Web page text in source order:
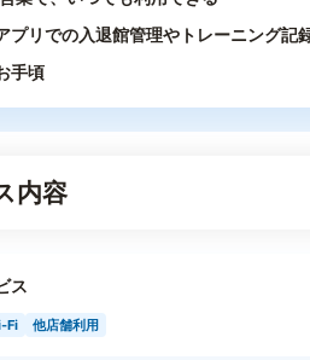
プリでの入退館管理やトレーニング記
手頃
内容
ス
Fi 他店舗利用